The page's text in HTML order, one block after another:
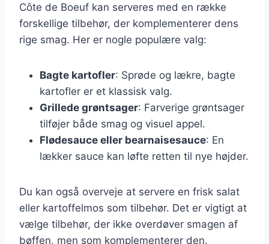
Côte de Boeuf kan serveres med en række
forskellige tilbehør, der komplementerer dens
rige smag. Her er nogle populære valg:
Bagte kartofler: Sprøde og lækre, bagte
kartofler er et klassisk valg.
Grillede grøntsager: Farverige grøntsager
tilføjer både smag og visuel appel.
Flødesauce eller bearnaisesauce: En
lækker sauce kan løfte retten til nye højder.
Du kan også overveje at servere en frisk salat
eller kartoffelmos som tilbehør. Det er vigtigt at
vælge tilbehør, der ikke overdøver smagen af
bøffen, men som komplementerer den.